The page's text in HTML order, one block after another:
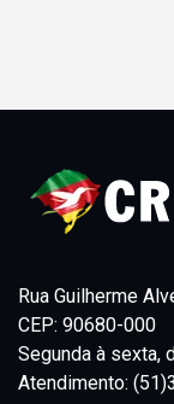
Rua Guilherme
CEP: 90680-000
Segunda à sexta,
Atendimento: